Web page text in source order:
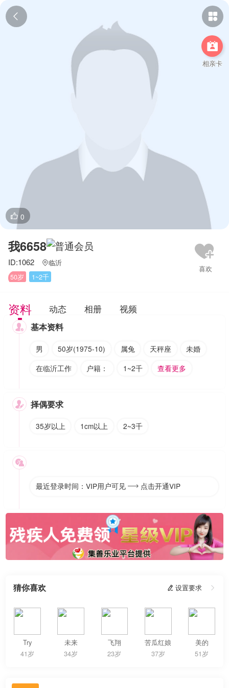
 

相亲卡
 0
我6658
ID:1062 临沂
50岁
1~2千
资料 动态 相册 视频
 基本资料
男 50岁(1975-10) 属兔 天秤座
未婚
在临沂工作
户籍： 1~2千 查看更多
 择偶要求
35岁以上 1cm以上 2~3千

最近登录时间：VIP用户可见  点击开通VIP
猜你喜欢  设置要求 
Try
41岁
未来
34岁
飞翔
23岁
苦瓜红娘
37岁
美的
51岁